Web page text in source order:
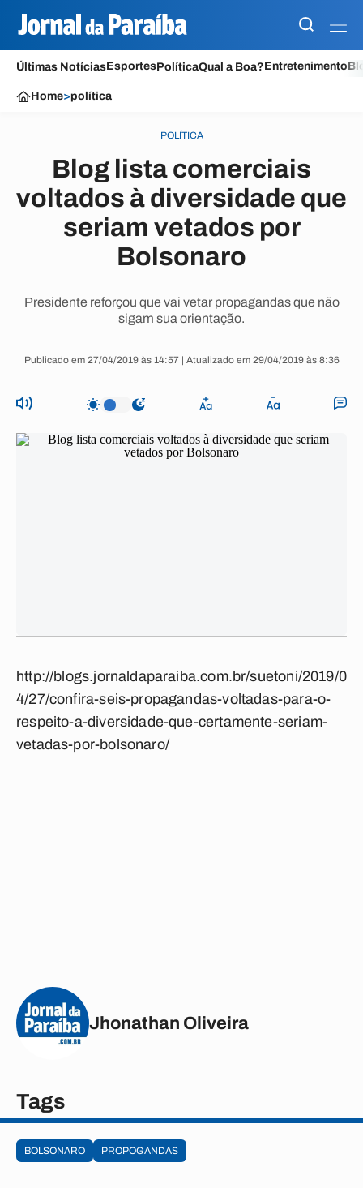
Últimas NotíciasEsportesPolíticaQual a Boa?Entretenimento
Home>política
POLÍTICA
Blog lista comerciais
voltados à diversidade que
seriam vetados por
Bolsonaro
Presidente reforçou que vai vetar propagandas que não
sigam sua orientação.
Publicado em 27/04/2019 às 14:57 | Atualizado em 29/04/2019 às 8:36
http://blogs.jornaldaparaiba.com.br/suetoni/2019/0
4/27/confira-seis-propagandas-voltadas-para-o-
respeito-a-diversidade-que-certamente-seriam-
vetadas-por-bolsonaro/
Jhonathan Oliveira
Tags
BOLSONARO PROPOGANDAS